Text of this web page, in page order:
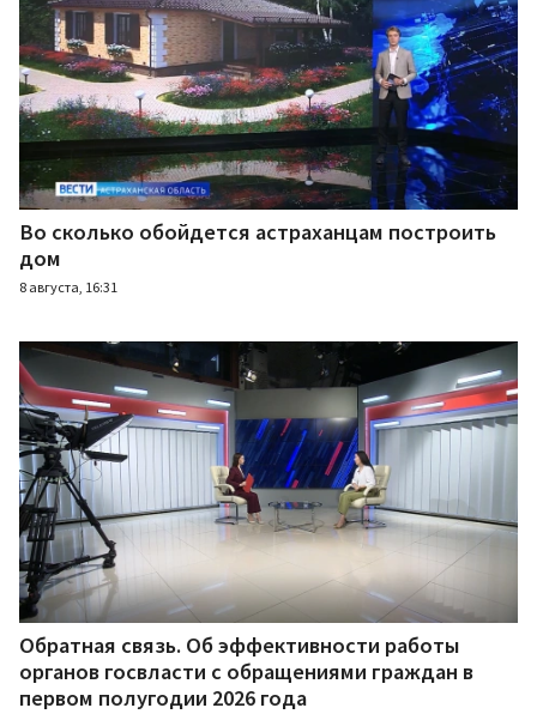
Во сколько обойдется астраханцам построить
дом
8 августа, 16:31
Обратная связь. Об эффективности работы
органов госвласти с обращениями граждан в
первом полугодии 2026 года